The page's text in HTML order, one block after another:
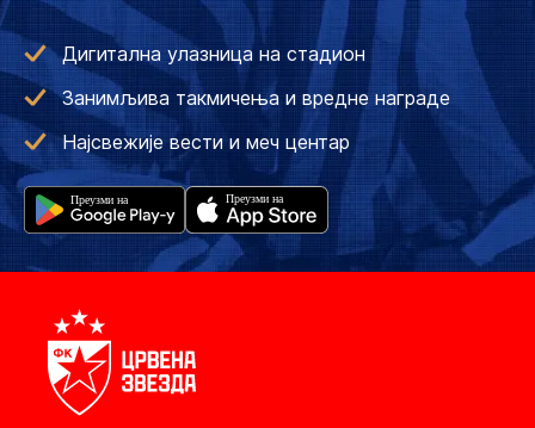
Дигитална улазница на стадион
Занимљива такмичења и вредне награде
Најсвежије вести и меч центар